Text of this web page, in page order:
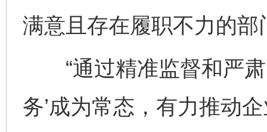
满意且存在履职不力的
“通过精准监督和严肃
务’成为常态，有力推动